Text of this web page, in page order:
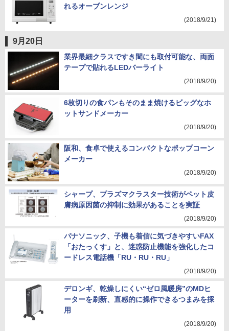
れるオーブンレンジ
(2018/9/21)
9月20日
業界最細クラスですき間にも取付可能な、両面
テープで貼れるLEDバーライト
(2018/9/20)
6枚切りの食パンもそのまま焼けるビッグなホ
ットサンドメーカー
(2018/9/20)
阪和、食卓で使えるコンパクトなポップコーン
メーカー
(2018/9/20)
シャープ、プラズマクラスター技術がペット皮
膚病原因菌の抑制に効果があることを実証
(2018/9/20)
パナソニック、子機も着信に気づきやすいFAX
「おたっくす」と、迷惑防止機能を強化したコ
ードレス電話機「RU・RU・RU」
(2018/9/20)
デロンギ、乾燥しにくい“ゼロ風暖房”のMDヒ
ーターを刷新、直感的に操作できるつまみを採
用
(2018/9/20)